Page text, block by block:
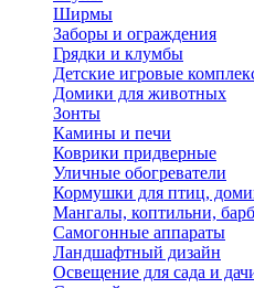
Ширмы
Заборы и ограждения
Грядки и клумбы
Детские игровые
Домики для животных
Зонты
Камины и печи
Коврики придверные
Уличные обогреватели
Кормушки для птиц,
Мангалы, коптильни,
Самогонные аппараты
Ландшафтный дизайн
Освещение для сада и